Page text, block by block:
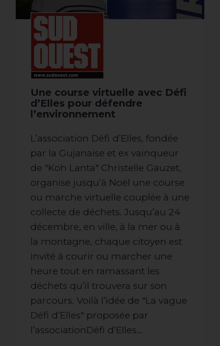
Une course virtuelle avec Défi
d’Elles pour défendre
l’environnement
L’association Défi d’Elles, fondée
par la Gujanaise et ex vainqueur
de "Koh Lanta" Christelle Gauzet,
organise jusqu’à Noël une course
ou marche virtuelle couplée à une
collecte de déchets. Jusqu’au 24
décembre, en ville, à la mer ou à
la montagne, chaque citoyen est
invité à courir ou marcher une
heure tout en ramassant les
déchets qu’il trouvera sur son
parcours. Voilà l’idée de "La vague
Défi d’Elles" proposée par
l’associationDéfi d’Elles…